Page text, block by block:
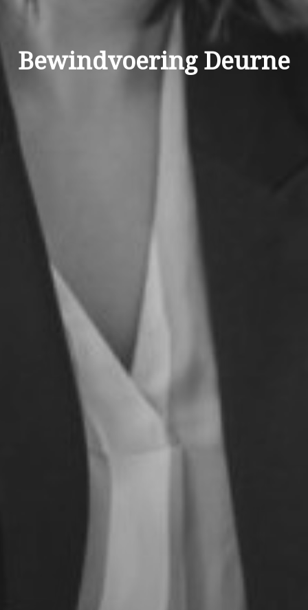
Bewindvoering Deurne